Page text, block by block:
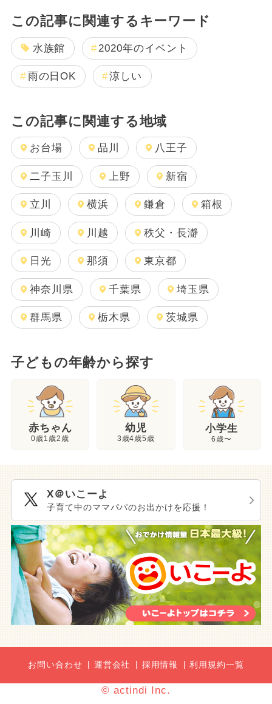
この記事に関連するキーワード
水族館 2020年のイベント
雨の日OK 涼しい
この記事に関連する地域
お台場 品川 八王子
二子玉川 上野 新宿
立川 横浜 鎌倉 箱根
川崎 川越 秩父・長瀞
日光 那須 東京都
神奈川県 千葉県 埼玉県
群馬県 栃木県 茨城県
子どもの年齢から探す
赤ちゃん
0歳1歳2歳
幼児
3歳4歳5歳
小学生
6歳〜
X＠いこーよ
子育て中のママパパのお出かけを応援！
お問い合わせ 運営会社 採用情報 利用規約一覧
© actindi Inc.